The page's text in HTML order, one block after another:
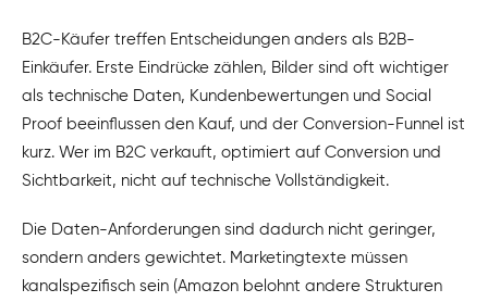
B2C-Käufer treffen Entscheidungen anders als B2B-
Einkäufer. Erste Eindrücke zählen, Bilder sind oft wichtiger
als technische Daten, Kundenbewertungen und Social
Proof beeinflussen den Kauf, und der Conversion-Funnel ist
kurz. Wer im B2C verkauft, optimiert auf Conversion und
Sichtbarkeit, nicht auf technische Vollständigkeit.
Die Daten-Anforderungen sind dadurch nicht geringer,
sondern anders gewichtet. Marketingtexte müssen
kanalspezifisch sein (Amazon belohnt andere Strukturen